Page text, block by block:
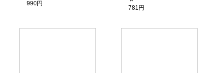
990円
781円